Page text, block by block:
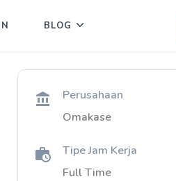
BLOG
Perusahaan
Omakase
Tipe Jam Kerja
Full Time